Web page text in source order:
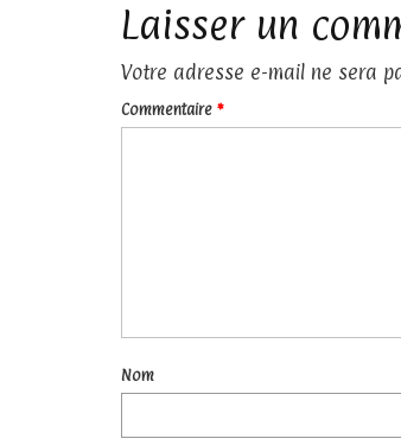
Laisser un
Votre adresse e-mail ne sera
Commentaire *
Nom